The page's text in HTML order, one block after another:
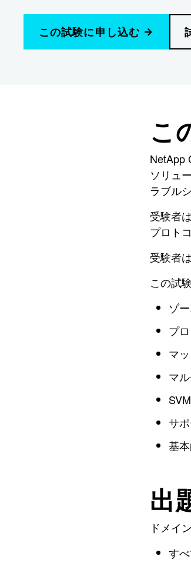
この試験に申し込む
こ
NetApp
ソリュ
ラブル
受験者
プロト
受験者は
この試
ゾ
プ
マ
マ
サ
基
出
ドメイ
す